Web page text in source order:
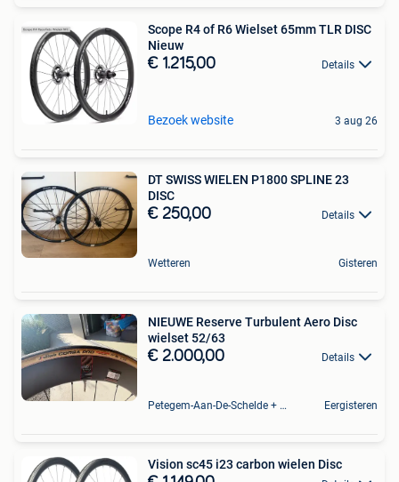
Scope R4 of R6 Wielset 65mm TLR DISC
Nieuw
€ 1.215,00 Details
Bezoek website 3 aug 26
DT SWISS WIELEN P1800 SPLINE 23
DISC
€ 250,00 Details
Wetteren Gisteren
NIEUWE Reserve Turbulent Aero Disc
wielset 52/63
€ 2.000,00 Details
Petegem-Aan-De-Schelde + Deel Van Oudenaarde Eergisteren
Vision sc45 i23 carbon wielen Disc